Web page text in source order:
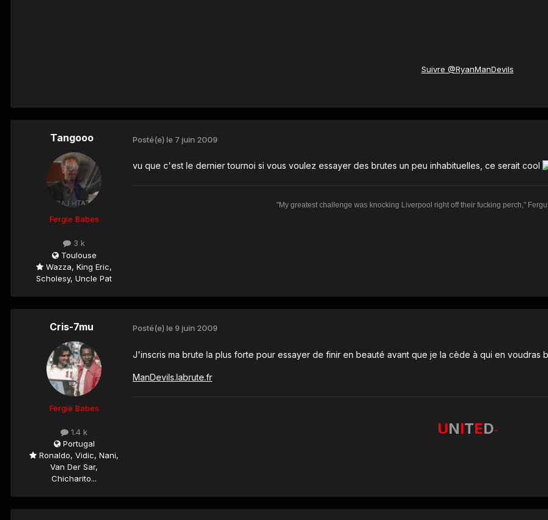
Suivre @RyanManDevils
Tangooo
Fergie Babes
3 k
Toulouse
Wazza, King Eric,
Scholesy, Uncle Pat
Posté(e) le 7 juin 2009
vu que c'est le dernier tournoi si vous voulez essayer des brutes un peu inhabituelles, ce serait cool
"My greatest challenge was knocking Liverpool right off their fucking perch,"
Cris-7mu
Fergie Babes
1.4 k
Portugal
Ronaldo, Vidic, Nani,
Van Der Sar,
Chicharito...
Posté(e) le 9 juin 2009
J'inscris ma brute la plus forte pour essayer de finir en beauté avant que je la cède à qui en voudras
ManDevils.labrute.fr
UNITED™